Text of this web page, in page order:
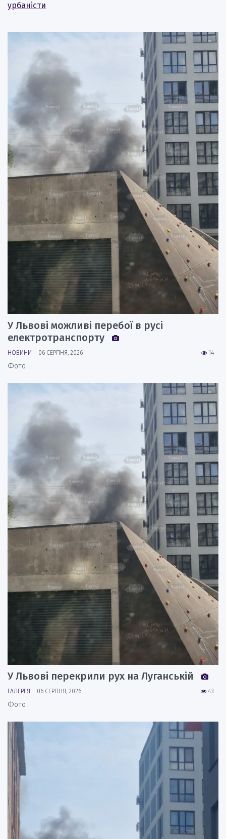
урбаністи
У Львові можливі перебої в русі
електротранспорту
14
НОВИНИ 06 СЕРПНЯ, 2026
Фото
У Львові перекрили рух на Луганській
43
ГАЛЕРЕЯ 06 СЕРПНЯ, 2026
Фото